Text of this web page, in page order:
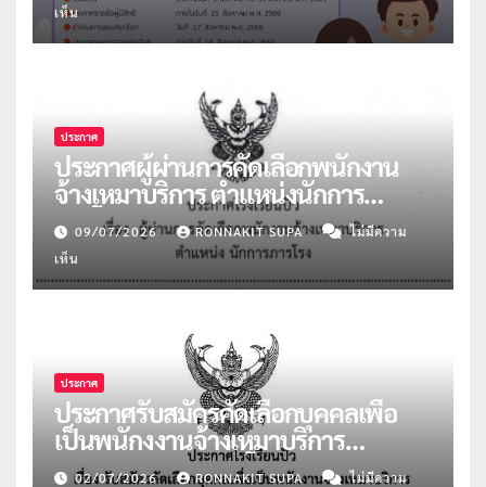
เห็น
ประกาศ
ประกาศผู้ผ่านการคัดเลือกพนักงาน
จ้างเหมาบริการ ตำแหน่งนักการ
ภารโรง จำนวน 2 อัตรา
09/07/2026 RONNAKIT SUPA
ไม่มีความ
เห็น
ประกาศ
ประกาศรับสมัครคัดเลือกบุคคลเพื่อ
เป็นพนักงงานจ้างเหมาบริการ
ตำแหน่งนักการภารโรง
02/07/2026 RONNAKIT SUPA
ไม่มีความ